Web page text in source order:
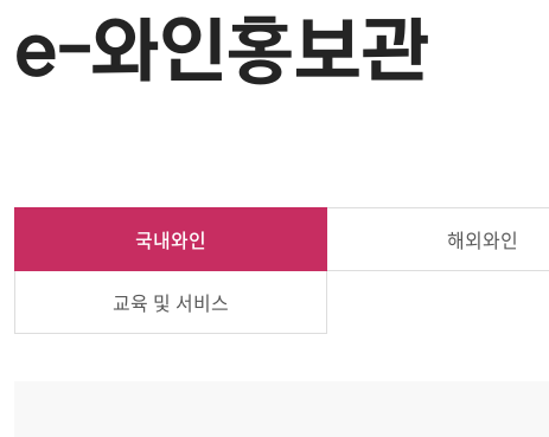
e-와인홍보관
국내와인 해외와인
교육 및 서비스